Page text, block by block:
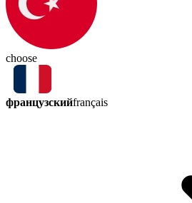
choose
французскийfrançais